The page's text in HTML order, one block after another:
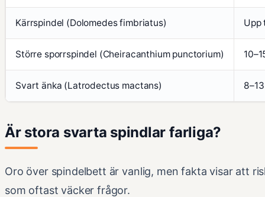
Kärrspindel (Dolomedes fimbriatus) Upp
Större sporrspindel (Cheiracanthium punctorium)
Svart änka (Latrodectus mactans)
Är stora svarta spindlar farliga?
Oro över spindelbett är vanlig, men fakta visar att
som oftast väcker frågor.